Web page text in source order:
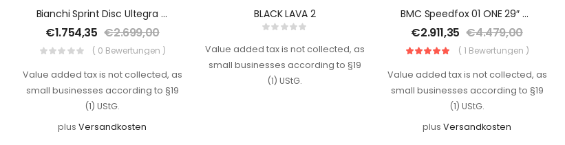
Bianchi Sprint Disc Ultegra 61 Cm 2019
€1.754,35 €2.699,00
( 0 Bewertungen )
Value added tax is not collected, as
small businesses according to §19
(1) UStG.
plusVersandkosten
BLACK LAVA 2
Value added tax is not collected, as
small businesses according to §19
(1) UStG.
BMC Speedfox 01 ONE 29″ 48 Cm 2018
€2.911,35 €4.479,00
( 1 Bewertungen )
Value added tax is not collected, as
small businesses according to §19
(1) UStG.
plusVersandkosten